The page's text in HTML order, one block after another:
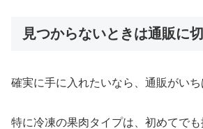
見つからないときは通販に
確実に手に入れたいなら、通販がいち
特に冷凍の果肉タイプは、初めてで